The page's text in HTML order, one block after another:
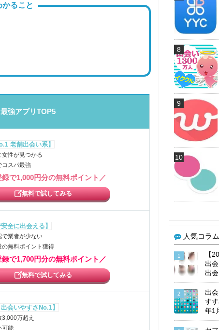
かること
強アプリTOP5
老舗出会い系】
女性が見つかる
コスパ最強
録で1,000円分の無料ポイント／
無料で試してみる
全に出会える】
で業者が少ない
の無料ポイント獲得
録で1,700円分の無料ポイント／
無料で試してみる
会いやすさNo.1】
3,000万超え
可能
8
9
10
人気コラ
1
【
出
出
2
出
す
年1